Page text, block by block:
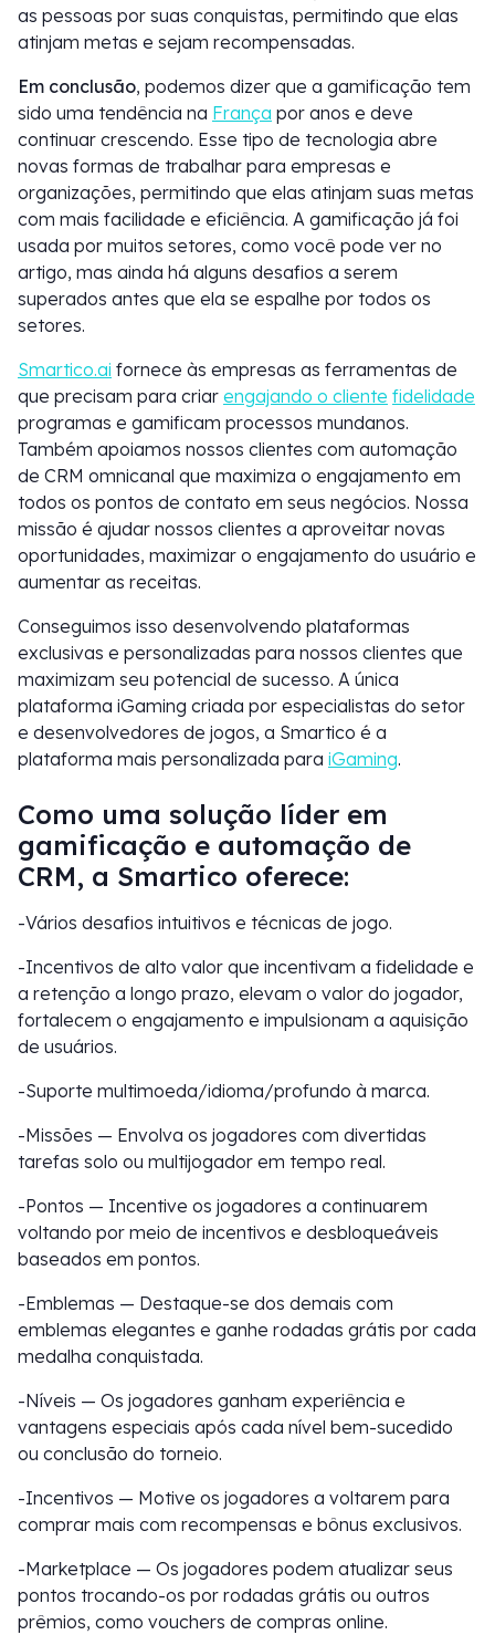
as pessoas por suas conquistas, permitindo que elas
atinjam metas e sejam recompensadas.
Em conclusão, podemos dizer que a gamificação tem
sido uma tendência na França por anos e deve
continuar crescendo. Esse tipo de tecnologia abre
novas formas de trabalhar para empresas e
organizações, permitindo que elas atinjam suas metas
com mais facilidade e eficiência. A gamificação já foi
usada por muitos setores, como você pode ver no
artigo, mas ainda há alguns desafios a serem
superados antes que ela se espalhe por todos os
setores.
Smartico.ai fornece às empresas as ferramentas de
que precisam para criar engajando o cliente fidelidade
programas e gamificam processos mundanos.
Também apoiamos nossos clientes com automação
de CRM omnicanal que maximiza o engajamento em
todos os pontos de contato em seus negócios. Nossa
missão é ajudar nossos clientes a aproveitar novas
oportunidades, maximizar o engajamento do usuário e
aumentar as receitas.
Conseguimos isso desenvolvendo plataformas
exclusivas e personalizadas para nossos clientes que
maximizam seu potencial de sucesso. A única
plataforma iGaming criada por especialistas do setor
e desenvolvedores de jogos, a Smartico é a
plataforma mais personalizada para iGaming.
Como uma solução líder em
gamificação e automação de
CRM, a Smartico oferece:
-Vários desafios intuitivos e técnicas de jogo.
-Incentivos de alto valor que incentivam a fidelidade e
a retenção a longo prazo, elevam o valor do jogador,
fortalecem o engajamento e impulsionam a aquisição
de usuários.
-Suporte multimoeda/idioma/profundo à marca.
-Missões — Envolva os jogadores com divertidas
tarefas solo ou multijogador em tempo real.
-Pontos — Incentive os jogadores a continuarem
voltando por meio de incentivos e desbloqueáveis
baseados em pontos.
-Emblemas — Destaque-se dos demais com
emblemas elegantes e ganhe rodadas grátis por cada
medalha conquistada.
-Níveis — Os jogadores ganham experiência e
vantagens especiais após cada nível bem-sucedido
ou conclusão do torneio.
-Incentivos — Motive os jogadores a voltarem para
comprar mais com recompensas e bônus exclusivos.
-Marketplace — Os jogadores podem atualizar seus
pontos trocando-os por rodadas grátis ou outros
prêmios, como vouchers de compras online.